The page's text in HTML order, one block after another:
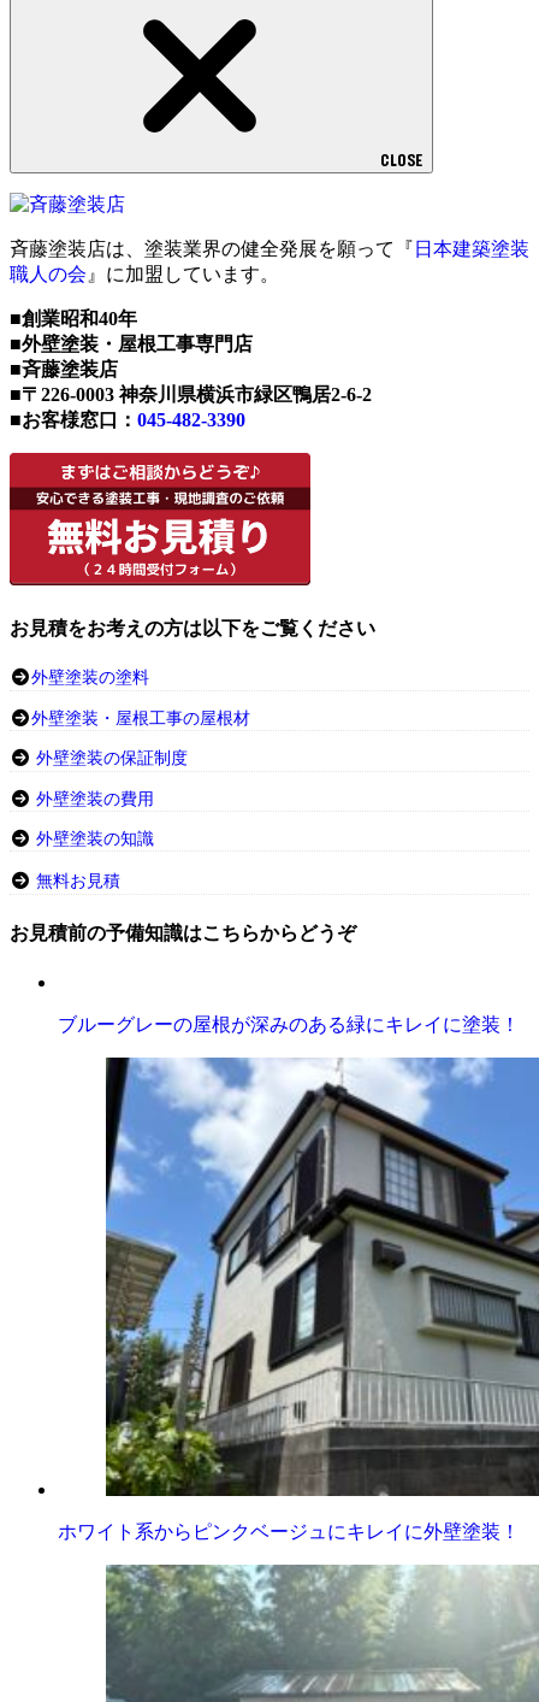
CLOSE
斉藤塗装店は、塗装業界の健全発展を願って『 日本建築塗装
職人の会 』に加盟しています。
■創業昭和40年
■外壁塗装・屋根工事専門店
■斉藤塗装店
■〒226-0003 神奈川県横浜市緑区鴨居2-6-2
■お客様窓口： 045-482-3390
お見積をお考えの方は以下をご覧ください
外壁塗装の塗料
外壁塗装・屋根工事の屋根材
外壁塗装の保証制度
外壁塗装の費用
外壁塗装の知識
無料お見積
お見積前の予備知識はこちらからどうぞ
ブルーグレーの屋根が深みのある緑にキレイに塗装！
ホワイト系からピンクベージュにキレイに外壁塗装！